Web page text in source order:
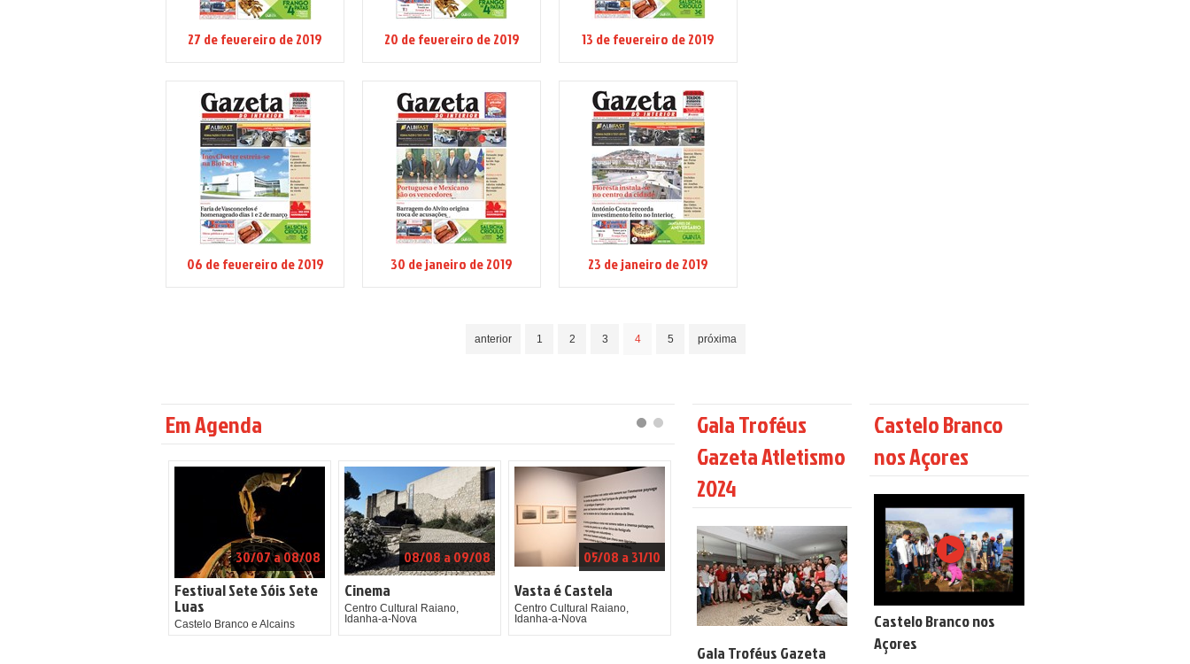
27 de fevereiro de 2019 20 de fevereiro de 2019 13 de fevereiro de 2019
06 de fevereiro de 2019 30 de janeiro de 2019 23 de janeiro de 2019
anterior 1 2 3 4 5 próxima
Em Agenda
30/07 a 08/08
Festival Sete Sóis Sete
Luas
Castelo Branco e Alcains
08/08 a 09/08
Cinema
Centro Cultural Raiano,
Idanha-a-Nova
05/08 a 31/10
Vasta é Castela
Centro Cultural Raiano,
Idanha-a-Nova
Gala Troféus
Gazeta Atletismo
2024
Gala Troféus Gazeta
Castelo Branco
nos Açores
Castelo Branco nos
Açores